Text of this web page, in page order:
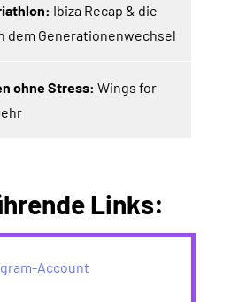
Ibiza Recap & die
dem Generationenwechsel
ohne Stress: Wings for
Links:
Account